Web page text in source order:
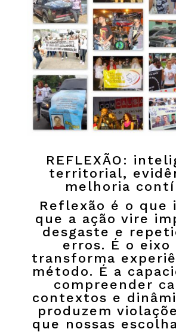
REFLEXÃO:
territorial,
melhoria
Reflexão é o que
que a ação vire
desgaste e
erros. É o eixo
transforma
método. É a
compreender
contextos e
produzem
que nossas